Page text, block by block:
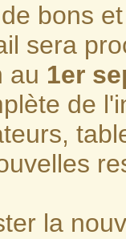
bons
sera
au 1er
de
la